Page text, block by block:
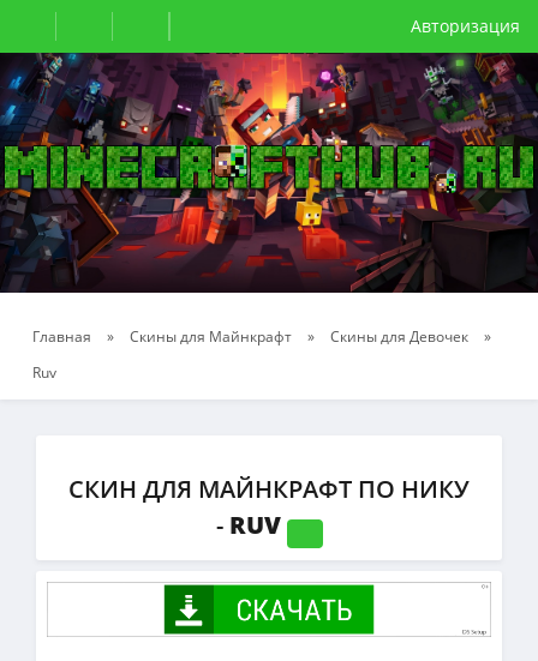
Авторизация
Главная » Скины для Майнкрафт » Скины для Девочек
»
Ruv
СКИН ДЛЯ МАЙНКРАФТ ПО НИКУ
- RUV